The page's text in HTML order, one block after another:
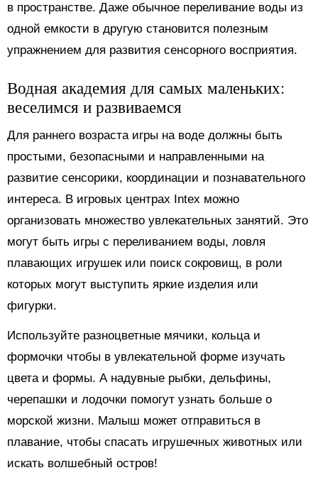
в пространстве. Даже обычное переливание воды из
одной емкости в другую становится полезным
упражнением для развития сенсорного восприятия.
Водная академия для самых маленьких:
веселимся и развиваемся
Для раннего возраста игры на воде должны быть
простыми, безопасными и направленными на
развитие сенсорики, координации и познавательного
интереса. В игровых центрах Intex можно
организовать множество увлекательных занятий. Это
могут быть игры с переливанием воды, ловля
плавающих игрушек или поиск сокровищ, в роли
которых могут выступить яркие изделия или
фигурки.
Используйте разноцветные мячики, кольца и
формочки чтобы в увлекательной форме изучать
цвета и формы. А надувные рыбки, дельфины,
черепашки и лодочки помогут узнать больше о
морской жизни. Малыш может отправиться в
плавание, чтобы спасать игрушечных животных или
искать волшебный остров!